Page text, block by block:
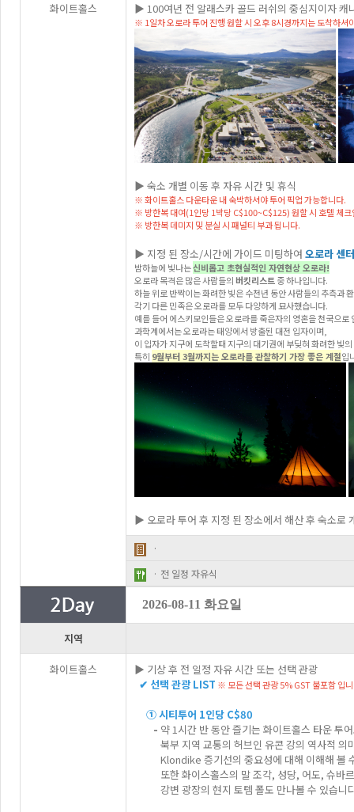
화이트홀스
▶ 100여년 전 알래스카 골드 러쉬의 중심지이자 캐
※ 1일차 오로라 투어 진행 원할 시 오후 8시경까지는 도착하셔
▶ 숙소 개별 이동 후 자유 시간 및 휴식
※ 화이트홀스 다운타운 내 숙박하셔야 투어 픽업 가능합니다.
※ 방한복 대여(1인당 1박당 C$100~C$125) 원할 시 호텔 체
※ 방한복 데미지 및 분실 시 패널티 부과 됩니다.
▶ 지정 된 장소/시간에 가이드 미팅하여 오로라 센터
밤하늘에 빛나는신비롭고 초현실적인 자연현상 오로라!
오로라 목격은 많은 사람들의버킷리스트 중 하나입니다.
하늘 위로 반짝이는 화려한 빛은 수천년 동안 사람들의 추측과
각기 다른 민족은 오로라를 모두 다양하게 묘사했습니다.
예를 들어 에스키모인들은 오로라를 죽은자의 영혼을 천국으
과학계에서는 오로라는 태양에서 방출된 대전 입자이며,
이 입자가 지구에 도착할때 지구의 대기권에 부딪혀 화려한 빛
특히 9월부터 3월까지는 오로라를 관찰하기 가장 좋은 계절입
▶ 오로라 투어 후 지정 된 장소에서 해산 후 숙소로
·
· 전 일정 자유식
2026-08-11 화요일
지역
화이트홀스
▶ 기상 후 전 일정 자유 시간 또는 선택 관광
✔ 선택 관광 LIST ※ 모든 선택 관광 5% GST 불포함 입
① 시티투어 1인당 C$80
- 약 1시간 반 동안 즐기는 화이트홀스 타운 투
북부 지역 교통의 허브인 유콘 강의 역사적 의미
Klondike 증기선의 중요성에 대해 이해해 볼
또한 화이스홀스의 말 조각, 성당, 어도, 슈바르
강변 광장의 현지 토템 폴도 만나볼 수 있습니